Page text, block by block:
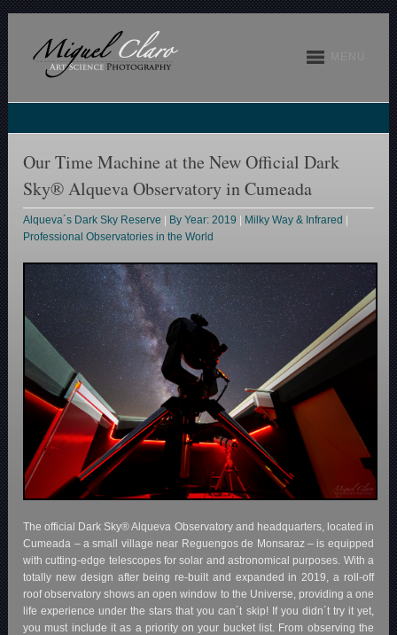
Our Time Machine at the New Official Dark
Sky® Alqueva Observatory in Cumeada
Alqueva´s Dark Sky Reserve By Year: 2019 Milky Way & Infrared
Professional Observatories in the World
The official Dark Sky® Alqueva Observatory and headquarters, located in
Cumeada – a small village near Reguengos de Monsaraz – is equipped
with cutting-edge telescopes for solar and astronomical purposes. With a
totally new design after being re-built and expanded in 2019, a roll-off
roof observatory shows an open window to the Universe, providing a one
life experience under the stars that you can´t skip! If you didn´t try it yet,
you must include it as a priority on your bucket list. From observing the